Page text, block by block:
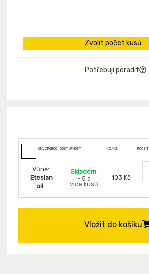
Zvolit počet kusů
Potřebuji poradit
CNVCFOE005599DOSTUPNOST KČ/KS: POČET
Vůně:
Etesian
oil
Skladem
- 5 a
více kusů
103 Kč
Vložit do košíku